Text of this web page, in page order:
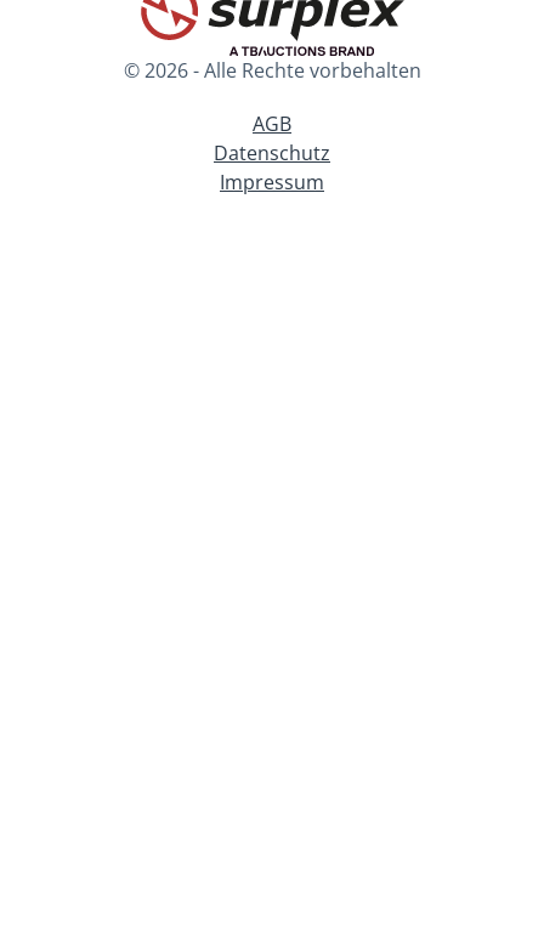
© 2026 - Alle Rechte vorbehalten
AGB
Datenschutz
Impressum